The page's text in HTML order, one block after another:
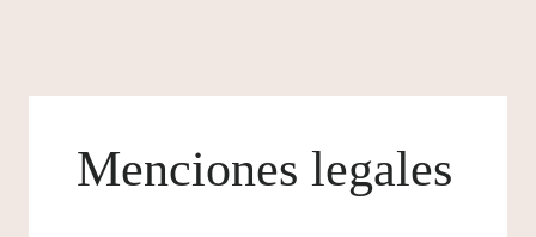
Menciones legales